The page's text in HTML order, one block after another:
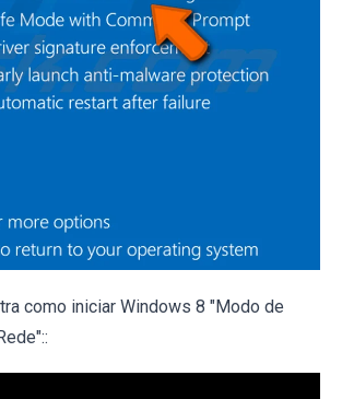
como iniciar Windows 8 "Modo de